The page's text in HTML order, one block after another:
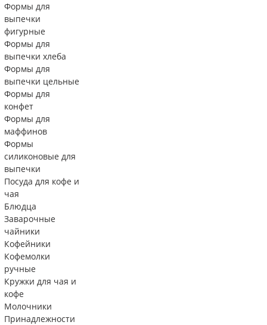
Формы для
выпечки
фигурные
Формы для
выпечки хлеба
Формы для
выпечки цельные
Формы для
конфет
Формы для
маффинов
Формы
силиконовые для
выпечки
Посуда для кофе и
чая
Блюдца
Заварочные
чайники
Кофейники
Кофемолки
ручные
Кружки для чая и
кофе
Молочники
Принадлежности